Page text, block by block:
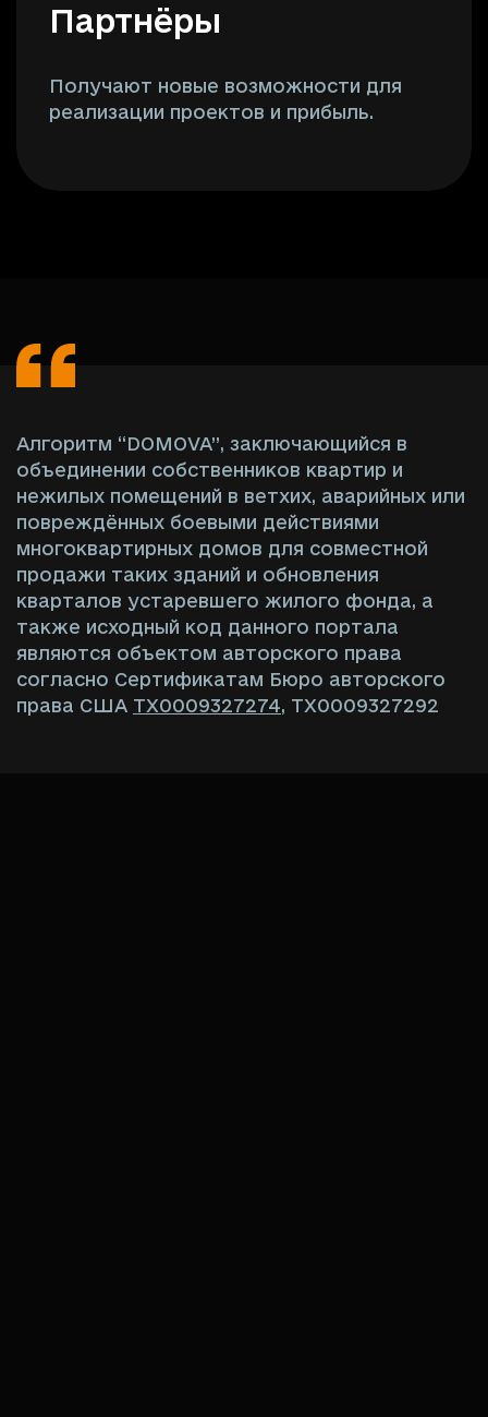
Партнёры
Получают новые возможности для
реализации проектов и прибыль.
Алгоритм “DOMOVA”, заключающийся в
объединении собственников квартир и
нежилых помещений в ветхих, аварийных или
повреждённых боевыми действиями
многоквартирных домов для совместной
продажи таких зданий и обновления
кварталов устаревшего жилого фонда, а
также исходный код данного портала
являются объектом авторского права
согласно Сертификатам Бюро авторского
права США TX0009327274, TX0009327292